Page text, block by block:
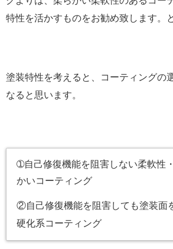
特性を活かすものをお勧め致します。と
塗装特性を考えると、コーティングの
なると思います。
➀自己修復機能を阻害しない柔軟性
かいコーティング
②自己修復機能を阻害しても塗装面
硬化系コーティング